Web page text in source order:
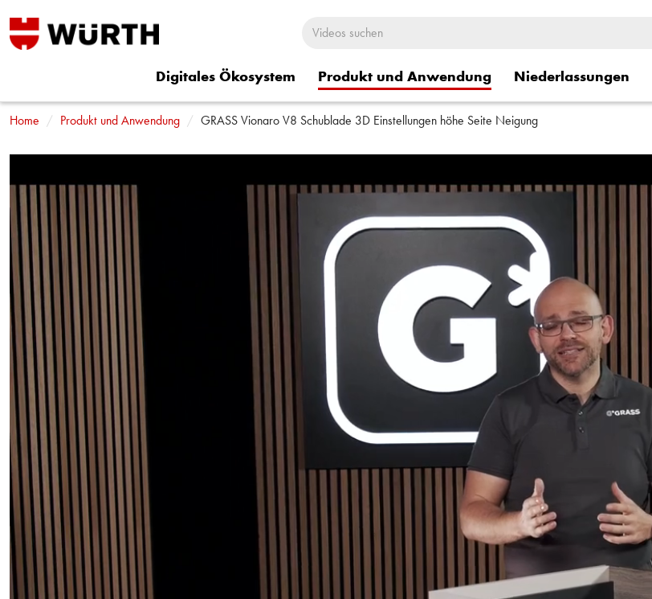
Digitales Ökosystem Produkt und Anwendung Niederlassungen
Rund um Würth Würth Shorts Würth Sitzbezüge Logistische Dienstleistung
Home Produkt und Anwendung GRASS Vionaro V8 Schublade 3D Einstellungen höhe Seite Neigung